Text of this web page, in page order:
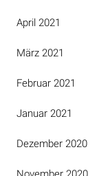
April 2021
März 2021
Februar 2021
Januar 2021
Dezember 2020